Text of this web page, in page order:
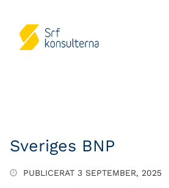
Sveriges BNP
PUBLICERAT 3 SEPTEMBER, 2025